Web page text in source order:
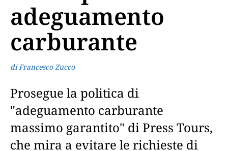
adeguamento
carburante
di Francesco Zucco
Prosegue la politica di
"adeguamento carburante
massimo garantito" di Press Tours,
che mira a evitare le richieste di